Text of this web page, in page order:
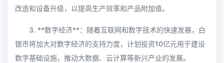
改造和设备升级，以提高生产效率和产品附加值。
3. **数字经济**：随着互联网和数字技术的快速发展，白
银市将加大对数字经济的支持力度，计划投资10亿元用于建设
数字基础设施，推动大数据、云计算等新兴产业的发展。